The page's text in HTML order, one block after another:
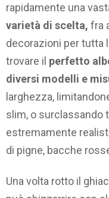
rapidamente una
varietà di scelta, fra
decorazioni per tutta
trovare il perfetto
diversi modelli e
larghezza,
slim, o surclassando
estremamente
di pigne, bacche
Una volta rotto il